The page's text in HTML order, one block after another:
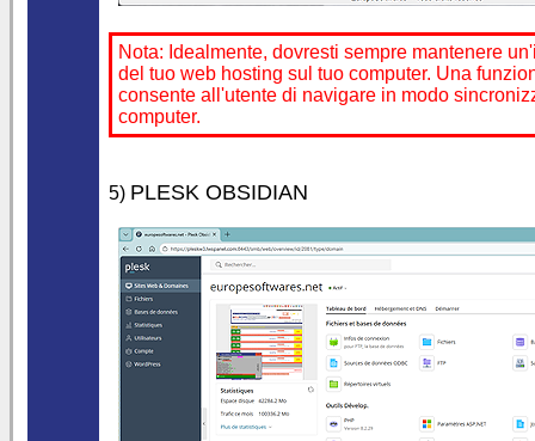
Nota: Idealmente, dovresti sempre mantenere
del tuo web hosting sul tuo computer. Una
consente all'utente di navigare in modo
computer.
5) PLESK OBSIDIAN